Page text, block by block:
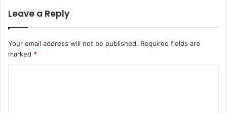
Leave a Reply
Your email address will not be published. Required fields are
marked *